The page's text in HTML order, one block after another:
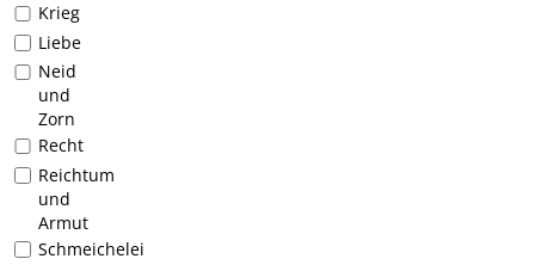
Krieg
Liebe
Neid
und
Zorn
Recht
Reichtum
und
Armut
Schmeichelei